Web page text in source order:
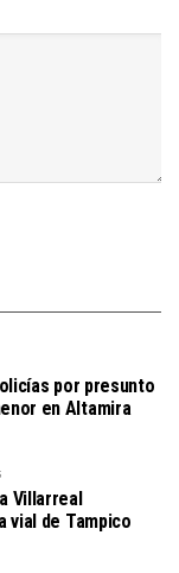
por presunto
en Altamira
Villarreal
de Tampico